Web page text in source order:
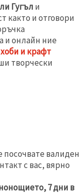
Гугъл и
както и отговори
и онлайн ние
хоби и крафт
творчески
посочвате валиден
с вас, вярно
7 дни в